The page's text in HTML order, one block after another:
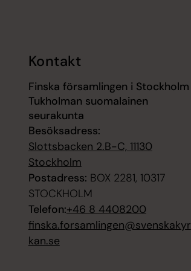
Kontakt
Finska församlingen i Stockholm
Tukholman suomalainen
seurakunta
Besöksadress:
Slottsbacken 2.B-C, 11130
Stockholm
Postadress: BOX 2281, 10317
STOCKHOLM
Telefon:+46 8 4408200
finska.forsamlingen@svenskakyr
kan.se